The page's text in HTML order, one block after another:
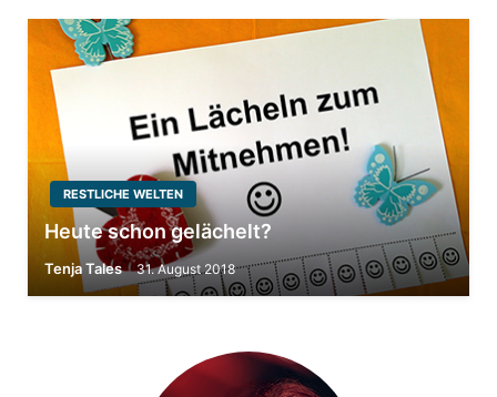
RESTLICHE WELTEN
Heute schon gelächelt?
Tenja Tales 31. August 2018